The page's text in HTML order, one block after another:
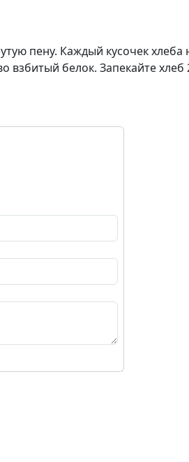
пену. Каждый кусочек хлеба
белок. Запекайте хлеб